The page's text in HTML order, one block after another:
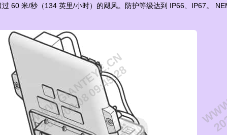
60 米/秒（134 英里/小时）的飓风。防护等级达到 IP66、IP67。
WWW.GIANTEYE.CN
2026-08-08 09:45:28